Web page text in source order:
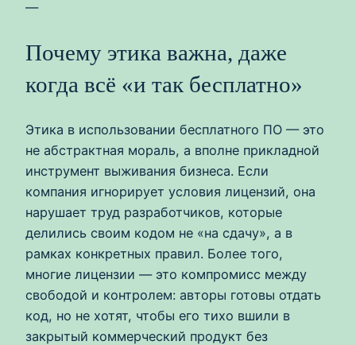
—
Почему этика важна, даже
когда всё «и так бесплатно»
Этика в использовании бесплатного ПО — это
не абстрактная мораль, а вполне прикладной
инструмент выживания бизнеса. Если
компания игнорирует условия лицензий, она
нарушает труд разработчиков, которые
делились своим кодом не «на сдачу», а в
рамках конкретных правил. Более того,
многие лицензии — это компромисс между
свободой и контролем: авторы готовы отдать
код, но не хотят, чтобы его тихо вшили в
закрытый коммерческий продукт без